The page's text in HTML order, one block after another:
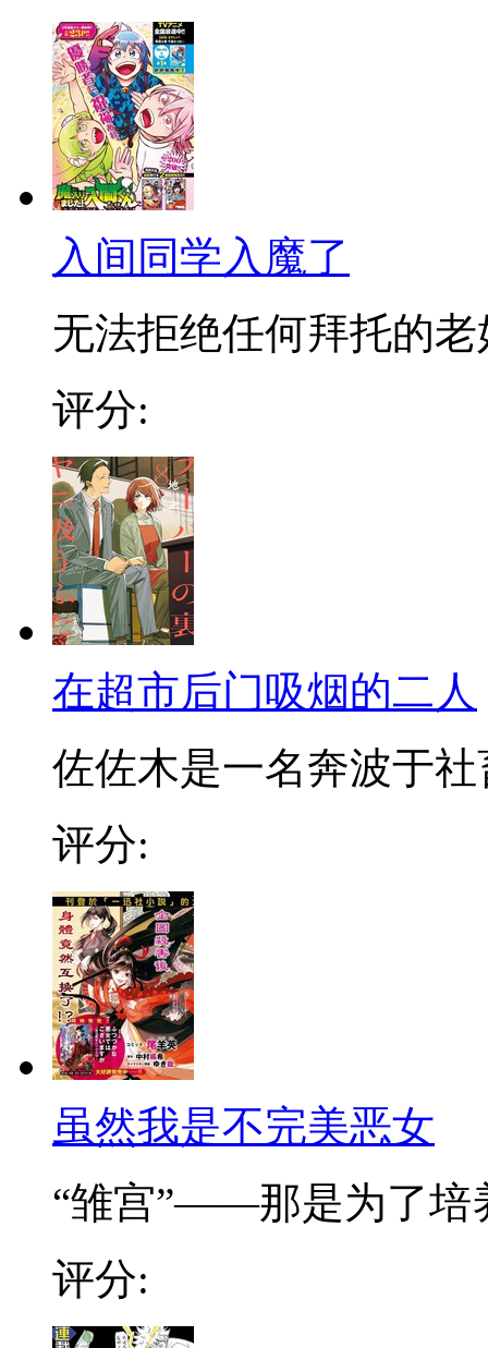
入间同学入魔了
无法拒绝任何拜托的老
评分:
在超市后门吸烟的二人
佐佐木是一名奔波于社
评分:
虽然我是不完美恶女
“雏宫”——那是为了培
评分: